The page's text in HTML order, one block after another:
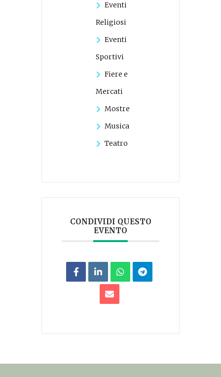
Eventi
Religiosi
Eventi
Sportivi
Fiere e
Mercati
Mostre
Musica
Teatro
CONDIVIDI QUESTO
EVENTO